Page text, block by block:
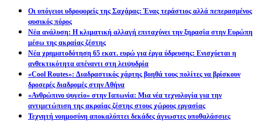
Οι υπόγειοι υδροφορείς της Σαχάρας: Ένας τεράστιος αλλά πεπερασμένος
φυσικός πόρος
Νέα ανάλυση: Η κλιματική αλλαγή επιταχύνει την ξηρασία στην Ευρώπη
μέσω της ακραίας ζέστης
Νέα χρηματοδότηση 65 εκατ. ευρώ για έργα ύδρευσης: Ενισχύεται η
ανθεκτικότητα απέναντι στη λειψυδρία
«Cool Routes»: Διαδραστικός χάρτης βοηθά τους πολίτες να βρίσκουν
δροσερές διαδρομές στην Αθήνα
«Ανθρώπινο ψυγείο» στην Ιαπωνία: Μια νέα τεχνολογία για την
αντιμετώπιση της ακραίας ζέστης στους χώρους εργασίας
Τεχνητή νοημοσύνη αποκαλύπτει δεκάδες άγνωστες υποθαλάσσιες